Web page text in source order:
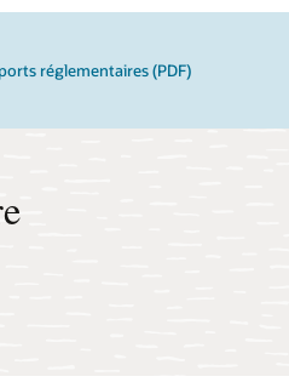
réglementaires (PDF)